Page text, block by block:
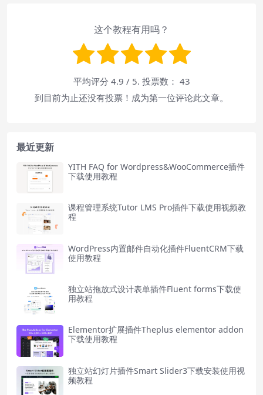
这个教程有用吗？
平均评分 4.9 / 5. 投票数： 43
到目前为止还没有投票！成为第一位评论此文章。
最近更新
YITH FAQ for Wordpress&WooCommerce插件
下载使用教程
课程管理系统Tutor LMS Pro插件下载使用视频教
程
WordPress内置邮件自动化插件FluentCRM下载
使用教程
独立站拖放式设计表单插件Fluent forms下载使
用教程
Elementor扩展插件Theplus elementor addon
下载使用教程
独立站幻灯片插件Smart Slider3下载安装使用视
频教程